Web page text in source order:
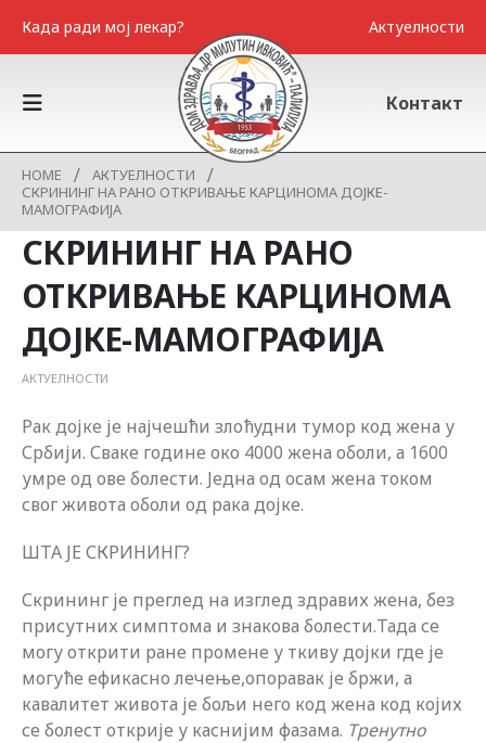
Када ради мој лекар? Актуелности
Контакт
HOME
АКТУЕЛНОСТИ
СКРИНИНГ НА РАНО ОТКРИВАЊЕ КАРЦИНОМА ДОЈКЕ-
МАМОГРАФИЈА
СКРИНИНГ НА РАНО
ОТКРИВАЊЕ КАРЦИНОМА
ДОЈКЕ-МАМОГРАФИЈА
АКТУЕЛНОСТИ
Рак дојке је најчешћи злоћудни тумор код жена у
Србији. Сваке године око 4000 жена оболи, а 1600
умре од ове болести. Једна од осам жена током
свог живота оболи од рака дојке.
ШТА ЈЕ СКРИНИНГ?
Скрининг је преглед на изглед здравих жена, без
присутних симптома и знакова болести.Тада се
могу открити ране промене у ткиву дојки где је
могуће ефикасно лечење,опоравак је бржи, а
кавалитет живота је бољи него код жена код којих
се болест открије у каснијим фазама. Тренутно